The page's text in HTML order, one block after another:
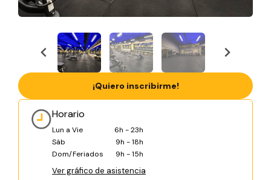
Horario
Lun a Vie
6h - 23h
Sáb
9h - 18h
Dom/Feriados
9h - 15h
Ver gráfico de asistencia
¡Quiero inscribirme!